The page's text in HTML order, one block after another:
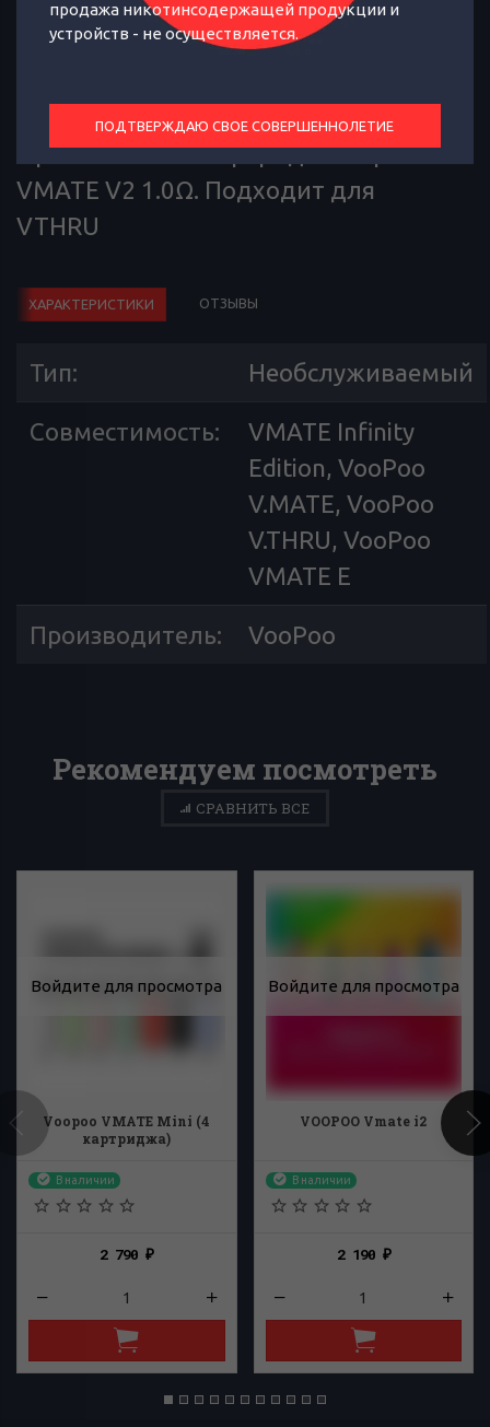
Оригинальный Картридж Voopoo
VMATE V2 1.0Ω. Подходит для
VTHRU
ХАРАКТЕРИСТИКИ ОТЗЫВЫ
Тип: Необслуживаемый
Совместимость:
VMATE Infinity
Edition, VooPoo
V.MATE, VooPoo
V.THRU, VooPoo
VMATE E
Производитель: VooPoo
Рекомендуем посмотреть
СРАВНИТЬ ВСЕ
Войдите для просмотра
Voopoo VMATE Mini (4
картриджа)
В наличии
2 790₽
Войдите для просмотра
VOOPOO Vmate i2
В наличии
2 190 ₽
продажа никотинсодержащей продукции и
устройств - не осуществляется.
ПОДТВЕРЖДАЮ СВОЕ СОВЕРШЕННОЛЕТИЕ